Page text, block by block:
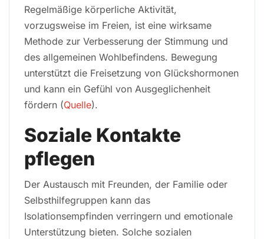
Regelmäßige körperliche Aktivität,
vorzugsweise im Freien, ist eine wirksame
Methode zur Verbesserung der Stimmung und
des allgemeinen Wohlbefindens. Bewegung
unterstützt die Freisetzung von Glückshormonen
und kann ein Gefühl von Ausgeglichenheit
fördern (Quelle).
Soziale Kontakte
pflegen
Der Austausch mit Freunden, der Familie oder
Selbsthilfegruppen kann das
Isolationsempfinden verringern und emotionale
Unterstützung bieten. Solche sozialen